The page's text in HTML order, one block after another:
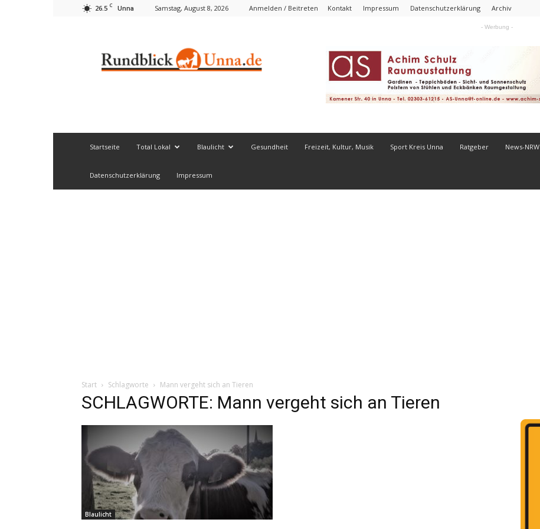
26.5 C Unna Samstag, August 8, 2026 Anmelden / Beitreten Kontakt Impressum Datenschutzerklärung Archiv
- Werbung -
Startseite Total Lokal Blaulicht Gesundheit Freizeit, Kultur, Musik Sport Kreis Unna Ratgeber News-NRW
Datenschutzerklärung Impressum
Start Schlagworte Mann vergeht sich an Tieren
SCHLAGWORTE: Mann vergeht sich an Tieren
Blaulicht